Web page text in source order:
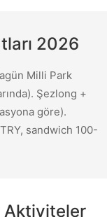
2026
Milli Park
Şezlong +
göre).
sandwich 100-
Aktiviteler